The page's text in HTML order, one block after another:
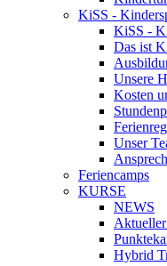
KiSS -
KiSS -
Das ist
Unsere
Kosten
Unser
Feriencamps
KURSE
NEWS
Hybrid